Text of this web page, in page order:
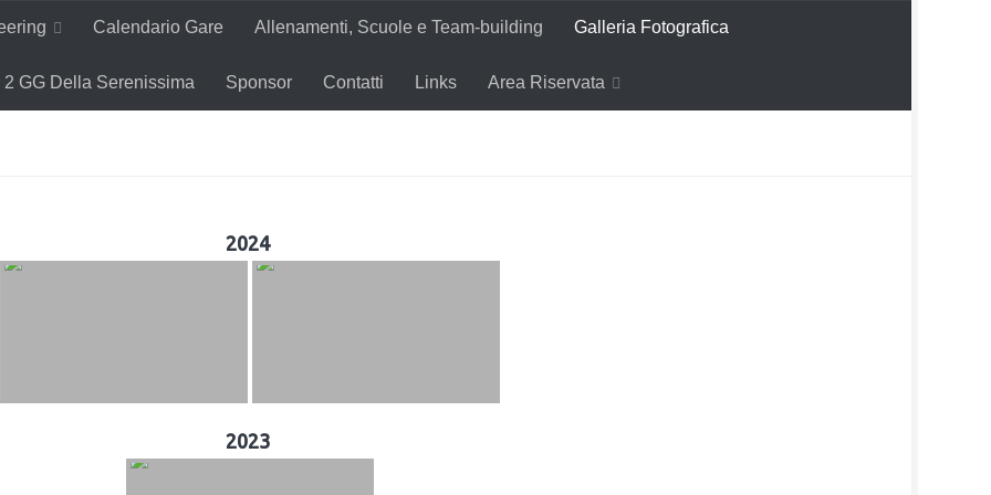
Calendario Gare Allenamenti, Scuole e Team-building Galleria Fotografica
2 GG Della Serenissima Sponsor Contatti Links Area Riservata
2024
2023